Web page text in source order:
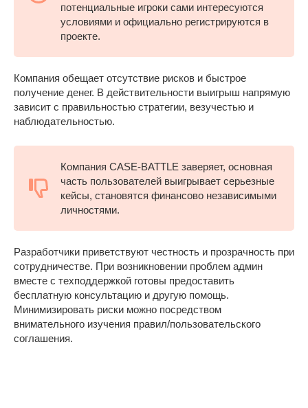
потенциальные игроки сами интересуются
условиями и официально регистрируются в
проекте.
Компания обещает отсутствие рисков и быстрое
получение денег. В действительности выигрыш напрямую
зависит с правильностью стратегии, везучестью и
наблюдательностью.
Компания CASE-BATTLE заверяет, основная
часть пользователей выигрывает серьезные
кейсы, становятся финансово независимыми
личностями.
Разработчики приветствуют честность и прозрачность при
сотрудничестве. При возникновении проблем админ
вместе с техподдержкой готовы предоставить
бесплатную консультацию и другую помощь.
Минимизировать риски можно посредством
внимательного изучения правил/пользовательского
соглашения.